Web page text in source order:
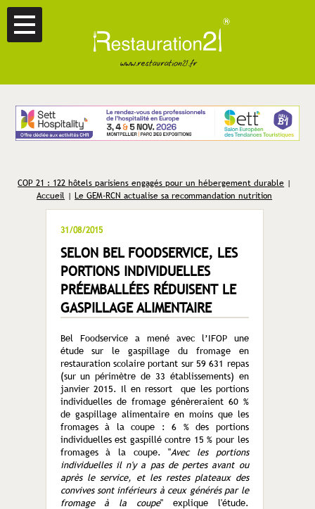
COP 21 : 122 hôtels parisiens engagés pour un hébergement durable |
Accueil |Le GEM-RCN actualise sa recommandation nutrition
31/08/2015
SELON BEL FOODSERVICE, LES
PORTIONS INDIVIDUELLES
PRÉEMBALLÉES RÉDUISENT LE
GASPILLAGE ALIMENTAIRE
Bel Foodservice a mené avec l’IFOP une
étude sur le gaspillage du fromage en
restauration scolaire portant sur 59 631 repas
(sur un périmètre de 33 établissements) en
janvier 2015. Il en ressort que les portions
individuelles de fromage génèreraient 60 %
de gaspillage alimentaire en moins que les
fromages à la coupe : 6 % des portions
individuelles est gaspillé contre 15 % pour les
fromages à la coupe. "Avec les portions
individuelles il n'y a pas de pertes avant ou
après le service, et les restes plateaux des
convives sont inférieurs à ceux générés par le
fromage à la coupe" explique l'étude.